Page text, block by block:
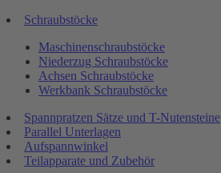
Schraubstöcke
Maschinenschraubstöcke
Niederzug Schraubstöcke
Achsen Schraubstöcke
Werkbank Schraubstöcke
Spannpratzen Sätze und T-Nutensteine
Parallel Unterlagen
Aufspannwinkel
Teilapparate und Zubehör